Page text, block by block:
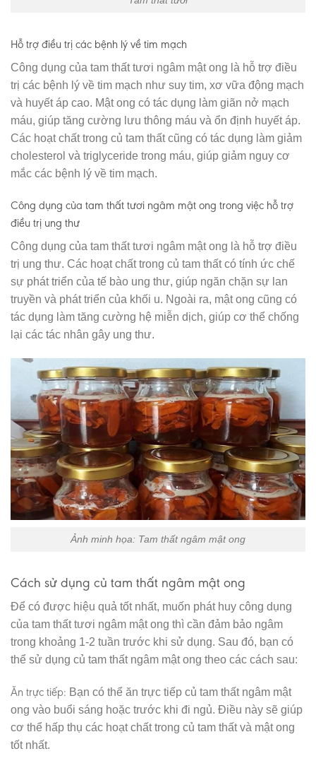
Hỗ trợ điều trị các bệnh lý về tim mạch
Công dụng của tam thất tươi ngâm mật ong là hỗ trợ điều
trị các bệnh lý về tim mạch như suy tim, xơ vữa động mạch
và huyết áp cao. Mật ong có tác dụng làm giãn nở mạch
máu, giúp tăng cường lưu thông máu và ổn định huyết áp.
Các hoạt chất trong củ tam thất cũng có tác dụng làm giảm
cholesterol và triglyceride trong máu, giúp giảm nguy cơ
mắc các bệnh lý về tim mạch.
Công dụng của tam thất tươi ngâm mật ong trong việc hỗ trợ
điều trị ung thư
Công dụng của tam thất tươi ngâm mật ong là hỗ trợ điều
trị ung thư. Các hoạt chất trong củ tam thất có tính ức chế
sự phát triển của tế bào ung thư, giúp ngăn chặn sự lan
truyền và phát triển của khối u. Ngoài ra, mật ong cũng có
tác dụng làm tăng cường hệ miễn dịch, giúp cơ thể chống
lại các tác nhân gây ung thư.
Ảnh minh họa: Tam thất ngâm mật ong
Cách sử dụng củ tam thất ngâm mật ong
Để có được hiệu quả tốt nhất, muốn phát huy công dụng
của tam thất tươi ngâm mật ong thì cần đảm bảo ngâm
trong khoảng 1-2 tuần trước khi sử dụng. Sau đó, bạn có
thể sử dụng củ tam thất ngâm mật ong theo các cách sau:
Ăn trực tiếp: Bạn có thể ăn trực tiếp củ tam thất ngâm mật
ong vào buổi sáng hoặc trước khi đi ngủ. Điều này sẽ giúp
cơ thể hấp thụ các hoạt chất trong củ tam thất và mật ong
tốt nhất.